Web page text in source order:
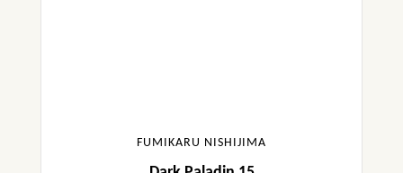
FUMIKARU NISHIJIMA